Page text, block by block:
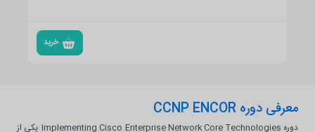
خرید
معرفی دوره CCNP ENCOR
دوره Implementing Cisco Enterprise Network Core Technologies یکی از